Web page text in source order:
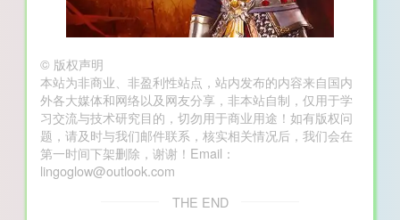
© 版权声明
本站为非商业、非盈利性站点，站内发布的内容来自国内
外各大媒体和网络以及网友分享，非本站自制，仅用于学
习交流与技术研究目的，切勿用于商业用途！如有版权问
题，请及时与我们邮件联系，核实相关情况后，我们会在
第一时间下架删除，谢谢！Email：
lingoglow@outlook.com
THE END